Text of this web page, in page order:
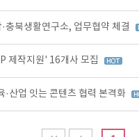
충북생활연구소, 업무협약 체결
제작지원' 16개사 모집
산업 잇는 콘텐츠 협력 본격화